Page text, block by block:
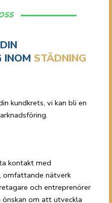
INOM STÄDNING
kundkrets, vi kan bli en
kontakt med
omfattande nätverk
och entreprenörer
om att utveckla